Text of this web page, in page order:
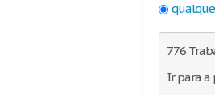
776
Ir para a